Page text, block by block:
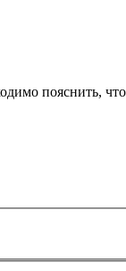
пояснить,